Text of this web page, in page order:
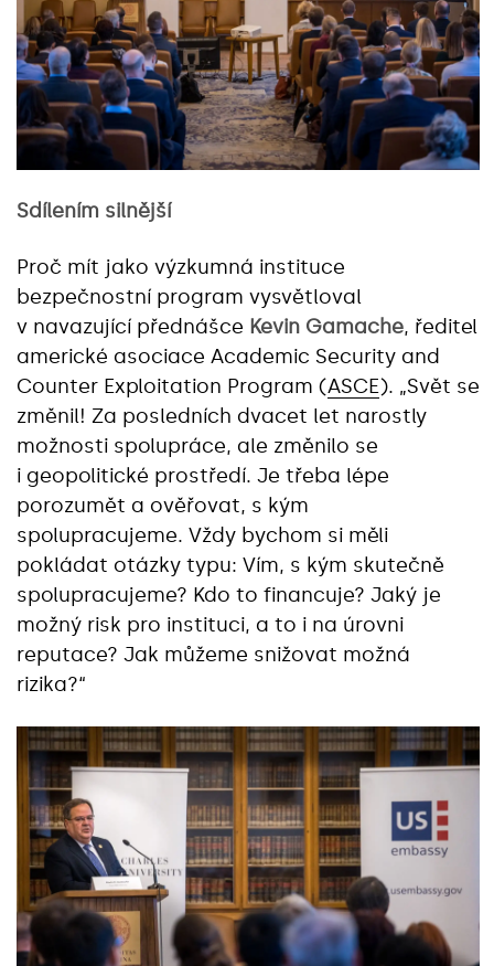
Sdílením silnější
Proč mít jako výzkumná instituce
bezpečnostní program vysvětloval
v navazující přednášce Kevin Gamache, ředitel
americké asociace Academic Security and
Counter Exploitation Program (ASCE). „Svět se
změnil! Za posledních dvacet let narostly
možnosti spolupráce, ale změnilo se
i geopolitické prostředí. Je třeba lépe
porozumět a ověřovat, s kým
spolupracujeme. Vždy bychom si měli
pokládat otázky typu: Vím, s kým skutečně
spolupracujeme? Kdo to financuje? Jaký je
možný risk pro instituci, a to i na úrovni
reputace? Jak můžeme snižovat možná
rizika?“